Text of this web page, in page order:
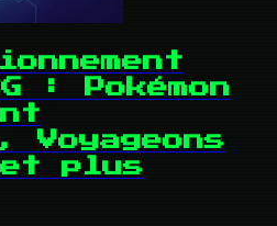
: Pokémon
et plus